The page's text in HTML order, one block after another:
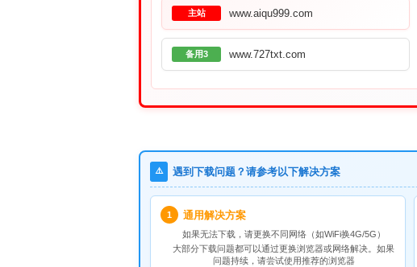
主站 www.aiqu999.com
备用3 www.727txt.com
⚠️ 遇到下载问题？请参考以下解决方案
1 通用解决方案
如果无法下载，请更换不同网络（如WiFi换4G/5G）
大部分下载问题都可以通过更换浏览器或网络解决。如果
问题持续，请尝试使用推荐的浏览器